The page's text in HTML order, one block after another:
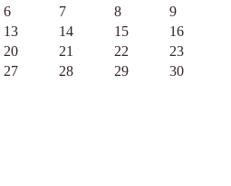
6 7 8
9
13 14 15
16
20 21 22
23
27 28 29
30